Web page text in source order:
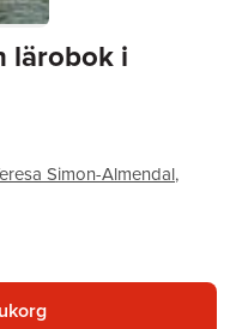
lärobok i
Simon-Almendal,